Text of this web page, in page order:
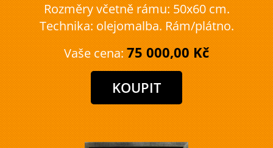
Rozměry včetně rámu: 50x60 cm.
Technika: olejomalba. Rám/plátno.
Vaše cena: 75 000,00 Kč